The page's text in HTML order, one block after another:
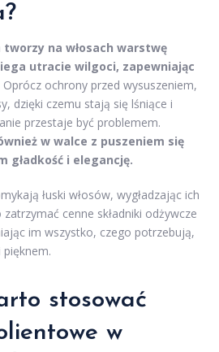
na włosach warstwę
utracie wilgoci, zapewniając
Oprócz ochrony przed wysuszeniem,
dzięki czemu stają się lśniące i
przestaje być problemem.
w walce z puszeniem się
gładkość i elegancję.
łuski włosów, wygładzając ich
cenne składniki odżywcze
im wszystko, czego potrzebują,
stosować
w